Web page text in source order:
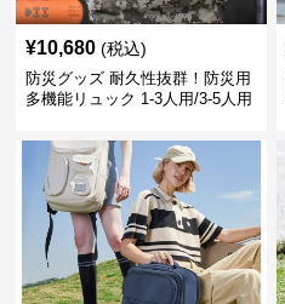
¥10,680 (税込)
防災グッズ 耐久性抜群！防災用
多機能リュック 1-3人用/3-5人用